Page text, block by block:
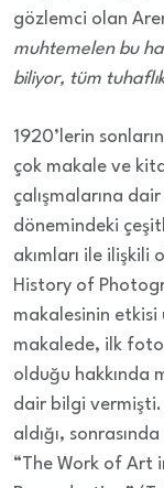
gözlemci olan
muhtemelen bu
biliyor, tüm
1920’lerin
çok makale ve
çalışmalarına
dönemindeki
akımları ile ilişkili
History of
makalesinin etkisi
makalede, ilk
olduğu hakkında
dair bilgi vermişti.
aldığı, sonrasında
“The Work of Art